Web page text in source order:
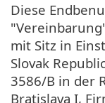
Diese
mit Sitz in
Slovak
3586/B in der
Bratislava I,